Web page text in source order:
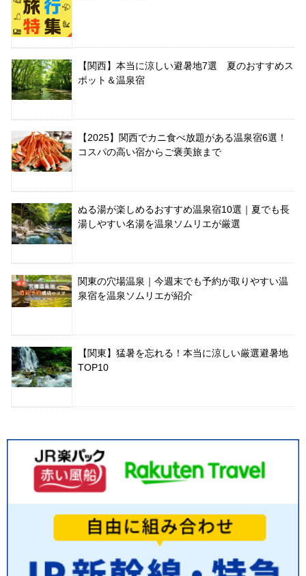
【関西】本当に涼しい避暑地7選 夏のおすすめス
ポット＆温泉宿
【2025】関西でカニ食べ放題がある温泉宿6選！
コスパの高い宿からご褒美旅まで
ぬる湯が楽しめるおすすめ温泉宿10選｜夏でも長
湯しやすい名湯を温泉ソムリエが厳選
関東の穴場温泉｜今週末でも予約が取りやすい温
泉宿を温泉ソムリエが紹介
【関東】猛暑を忘れる！本当に涼しい厳選避暑地
TOP10